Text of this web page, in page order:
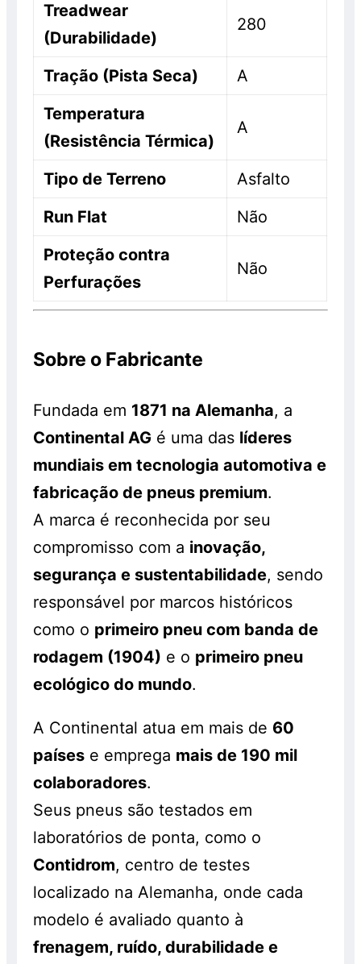
Treadwear
(Durabilidade)
280
Tração (Pista Seca)
A
Temperatura
(Resistência Térmica)
A
Tipo de Terreno
Asfalto
Run Flat
Não
Proteção contra
Perfurações
Não
Sobre o Fabricante
Fundada em 1871 na Alemanha, a
Continental AG é uma das líderes
mundiais em tecnologia automotiva e
fabricação de pneus premium.
A marca é reconhecida por seu
compromisso com a inovação,
segurança e sustentabilidade, sendo
responsável por marcos históricos
como o primeiro pneu com banda de
rodagem (1904) e o primeiro pneu
ecológico do mundo.
A Continental atua em mais de 60
países e emprega mais de 190 mil
colaboradores.
Seus pneus são testados em
laboratórios de ponta, como o
Contidrom, centro de testes
localizado na Alemanha, onde cada
modelo é avaliado quanto à
frenagem, ruído, durabilidade e